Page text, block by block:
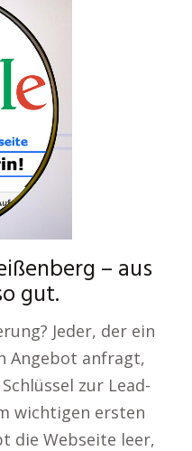
– aus
gut.
Jeder, der ein
Angebot anfragt,
zur Lead-
wichtigen ersten
die Webseite leer,